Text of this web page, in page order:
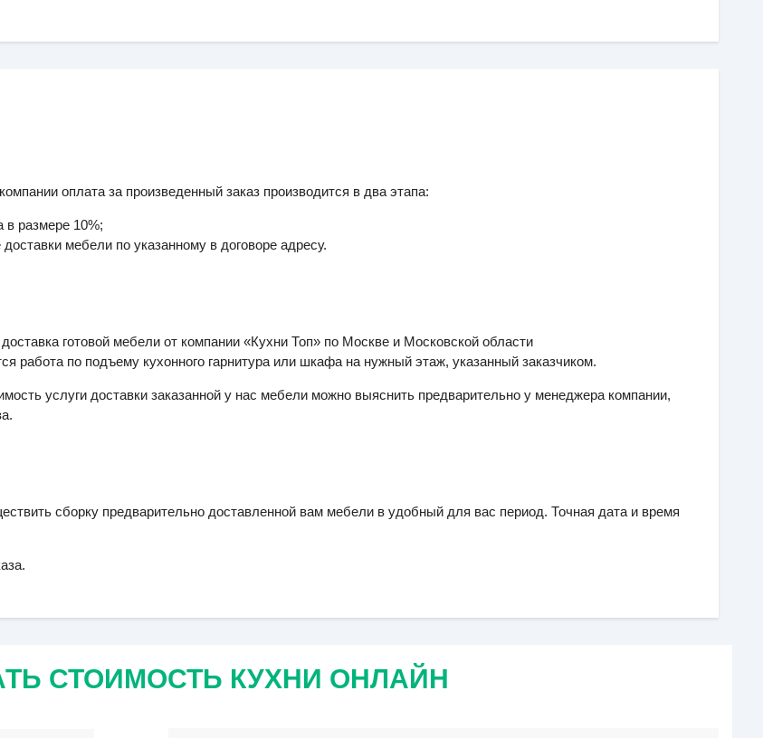
оплата за произведенный заказ производится в два этапа:
в размере 10%;
мебели по указанному в договоре адресу.
готовой мебели от компании «Кухни Топ» по Москве и Московской области
работа по подъему кухонного гарнитура или шкафа на нужный этаж, указанный заказчиком.
услуги доставки заказанной у нас мебели можно выяснить предварительно у менеджера компании,
сборку предварительно доставленной вам мебели в удобный для вас период. Точная дата и время
СТОИМОСТЬ КУХНИ ОНЛАЙН